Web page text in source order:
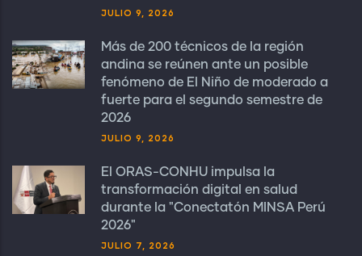
JULIO 9, 2026
Más de 200 técnicos de la región
andina se reúnen ante un posible
fenómeno de El Niño de moderado a
fuerte para el segundo semestre de
2026
JULIO 9, 2026
El ORAS-CONHU impulsa la
transformación digital en salud
durante la "Conectatón MINSA Perú
2026"
JULIO 7, 2026